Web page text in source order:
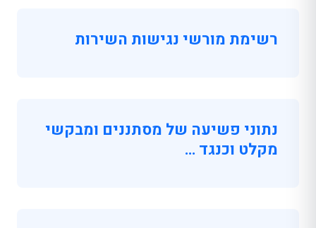
רשימת מורשי נגישות השירות
נתוני פשיעה של מסתננים ומבקשי
מקלט וכנגד …